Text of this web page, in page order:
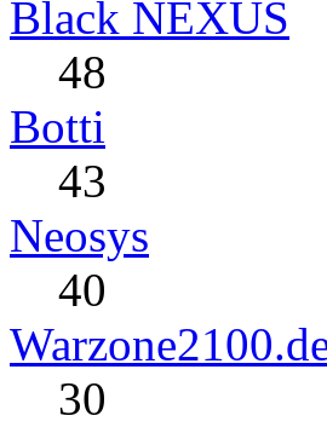
Black NEXUS
48
Botti
43
Neosys
40
30